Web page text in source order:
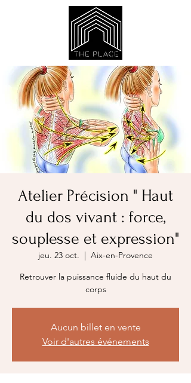
Atelier Précision " Haut
du dos vivant : force,
souplesse et expression"
jeu. 23 oct.
  |
Aix-en-Provence
Retrouver la puissance fluide du haut du
corps
Aucun billet en vente
Voir d'autres événements